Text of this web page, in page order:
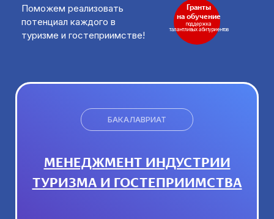
поддержка
талантливых абитуриентов
Гранты
на обучение
Поможем реализовать
потенциал каждого в
туризме и гостеприимстве!
БАКАЛАВРИАТ
МЕНЕДЖМЕНТ ИНДУСТРИИ
ТУРИЗМА И ГОСТЕПРИИМСТВА